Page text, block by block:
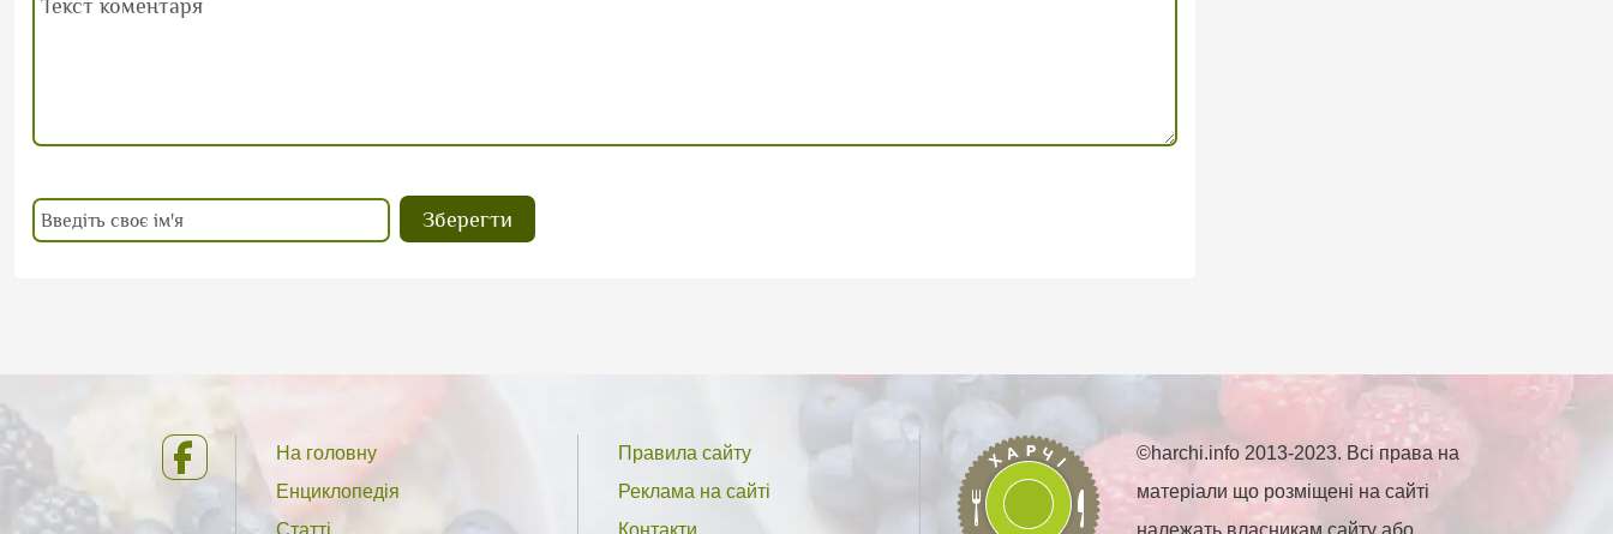
На головну
Енциклопедія
Статті
Правила сайту
Реклама на сайті
Контакти
©harchi.info 2013-2023. Всі права на
матеріали що розміщені на сайті
належать власникам сайту або